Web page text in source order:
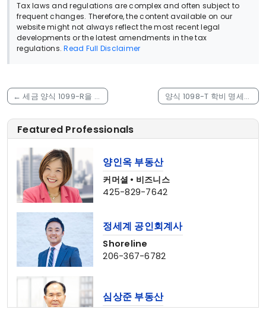
Tax laws and regulations are complex and often subject to
frequent changes. Therefore, the content available on our
website might not always reflect the most recent legal
developments or the latest amendments in the tax
regulations.Read Full Disclaimer
← 세금 양식 1099-R을 사
용해야 하는 경우?
양식 1098-T 학비 명세서
– Form 1098-T Tuition
Statement→
Featured Professionals
양인옥 부동산
커머셜 • 비즈니스
425-829-7642
정세계 공인회계사
Shoreline
206-367-6782
심상준 부동산